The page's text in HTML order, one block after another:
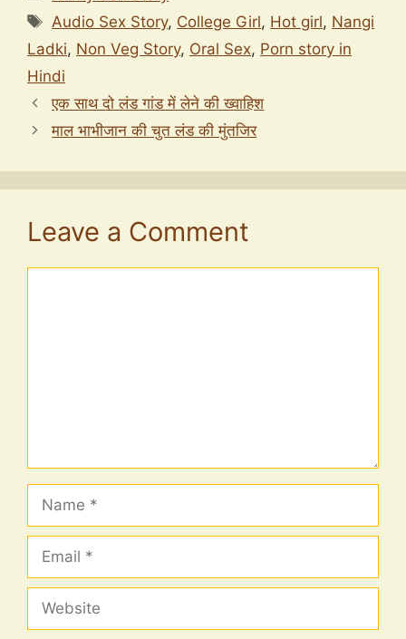
Tags
Audio Sex Story, College Girl, Hot girl, Nangi
Ladki, Non Veg Story, Oral Sex, Porn story in
Hindi
एक साथ दो लंड गांड में लेने की ख्वाहिश
माल भाभीजान की चुत लंड की मुंतजिर
Leave a Comment